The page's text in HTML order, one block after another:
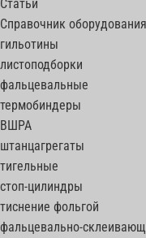
Статьи
Справочник оборудования
гильотины
листоподборки
фальцевальные
термобиндеры
ВШРА
штанцагрегаты
тигельные
стоп-цилиндры
тиснение фольгой
фальцевально-